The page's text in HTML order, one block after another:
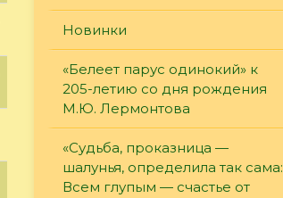
Новинки
«Белеет парус одинокий» к
205-летию со дня рождения
М.Ю. Лермонтова
«Судьба, проказница —
шалунья, определила так сама:
Всем глупым — счастье от